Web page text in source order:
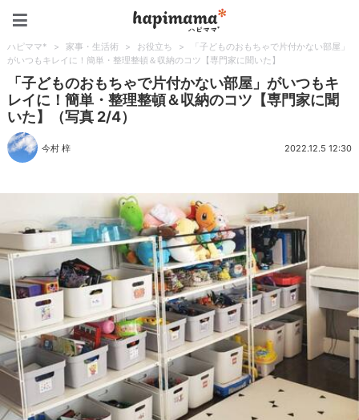
ハピママ* > 家事・生活術 > お役立ち >
「子どものおもちゃで片付かない部屋」
がいつもキレイに！簡単・整理整頓＆収納のコツ【専門家に聞いた】
「子どものおもちゃで片付かない部屋」がいつもキ
レイに！簡単・整理整頓＆収納のコツ【専門家に聞
いた】（写真 2/4）
今村 梓 2022.12.5 12:30